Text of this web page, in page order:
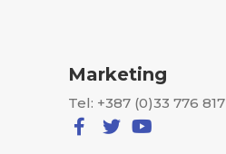
Marketing
Tel: +387 (0)33 776 817